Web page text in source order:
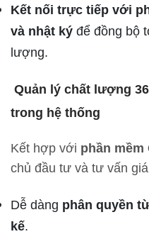
Kết nối trực tiếp với
và nhật ký để đồng bộ
lượng.
Quản lý chất lượng
trong hệ thống
Kết hợp với phần
chủ đầu tư và tư vấn
Dễ dàng phân quyền
kế.